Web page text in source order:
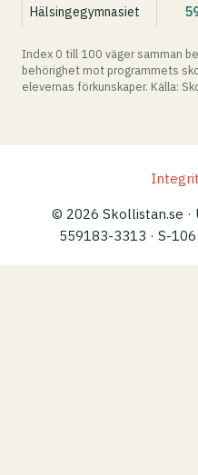
Hälsingegymnasiet
Index 0 till 100 väger samman
behörighet mot programmets
elevernas förkunskaper. Källa:
© 2026 Skollistan.se ·
559183-3313 · S-